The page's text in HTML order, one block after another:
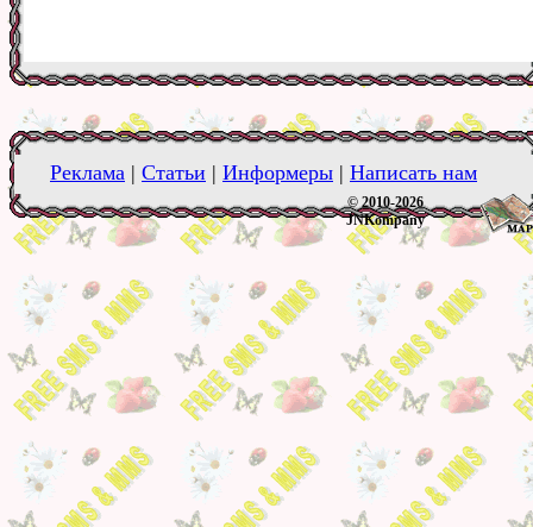
Реклама | Статьи | Информеры | Написать нам
© 2010-2026
JNKompany